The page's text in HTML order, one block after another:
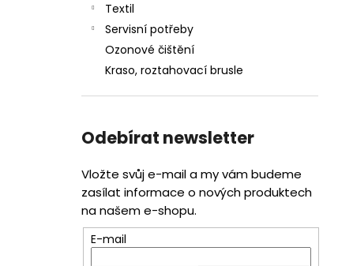
Textil
Servisní potřeby
Ozonové čištění
Kraso, roztahovací brusle
Odebírat newsletter
Vložte svůj e-mail a my vám budeme
zasílat informace o nových produktech
na našem e-shopu.
E-mail